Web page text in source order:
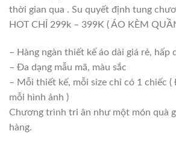
thời gian qua . Su quyết định tung
HOT CHỈ 299k – 399K ( ÁO KÈM
– Hàng ngàn thiết kế áo dài giá rẻ, hấp
– Đa dạng mẫu mã, màu sắc
– Mỗi thiết kế, mỗi size chỉ có 1 chiếc
mỗi hình ảnh )
Chương trình tri ân như một món quà
hàng.